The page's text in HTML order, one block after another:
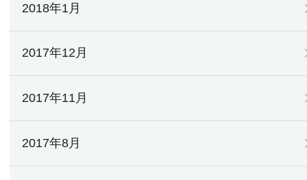
2018年1月
2017年12月
2017年11月
2017年8月